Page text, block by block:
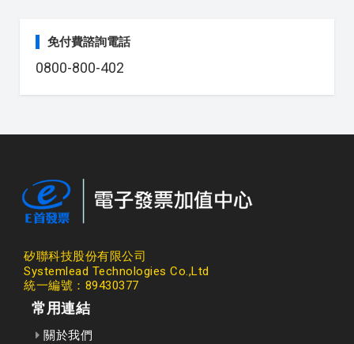
免付費諮詢電話
0800-800-402
矽聯科技股份有限公司
Systemlead Technologies Co.,Ltd
統一編號：89430377
常用連結
關於我們